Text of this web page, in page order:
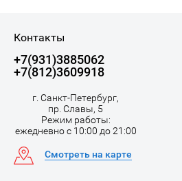
Контакты
+7(931)3885062
+7(812)3609918
г. Санкт-Петербург,
пр. Славы, 5
Режим работы:
ежедневно с 10:00 до 21:00
Смотреть на карте